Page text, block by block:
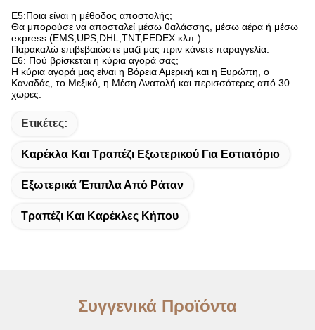
Ε5:Ποια είναι η μέθοδος αποστολής;
Θα μπορούσε να αποσταλεί μέσω θαλάσσης, μέσω αέρα ή μέσω
express (EMS,UPS,DHL,TNT,FEDEX κλπ.).
Παρακαλώ επιβεβαιώστε μαζί μας πριν κάνετε παραγγελία.
Ε6: Πού βρίσκεται η κύρια αγορά σας;
Η κύρια αγορά μας είναι η Βόρεια Αμερική και η Ευρώπη, ο
Καναδάς, το Μεξικό, η Μέση Ανατολή και περισσότερες από 30
χώρες.
Ετικέτες:
Καρέκλα Και Τραπέζι Εξωτερικού Για Εστιατόριο
Εξωτερικά Έπιπλα Από Ράταν
Τραπέζι Και Καρέκλες Κήπου
Συγγενικά Προϊόντα